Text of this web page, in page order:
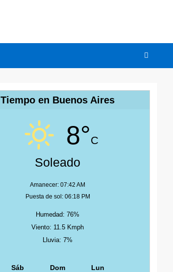
Tiempo en Buenos Aires
8°C
Soleado
Amanecer: 07:42 AM
Puesta de sol: 06:18 PM
Humedad: 76%
Viento: 11.5 Kmph
Lluvia: 7%
Sáb Dom Lun